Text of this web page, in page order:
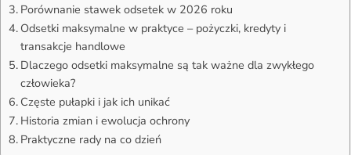
Porównanie stawek odsetek w 2026 roku
Odsetki maksymalne w praktyce – pożyczki, kredyty i
transakcje handlowe
Dlaczego odsetki maksymalne są tak ważne dla zwykłego
człowieka?
Częste pułapki i jak ich unikać
Historia zmian i ewolucja ochrony
Praktyczne rady na co dzień